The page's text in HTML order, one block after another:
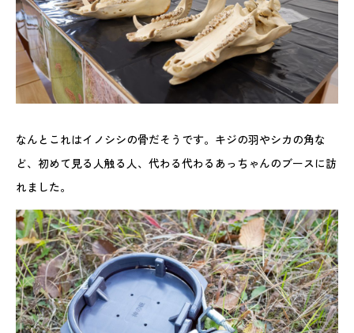
なんとこれはイノシシの骨だそうです。キジの羽やシカの角な
ど、初めて見る人触る人、代わる代わるあっちゃんのブースに訪
れました。